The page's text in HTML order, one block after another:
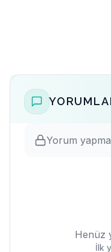
Yorum
Henüz
İlk